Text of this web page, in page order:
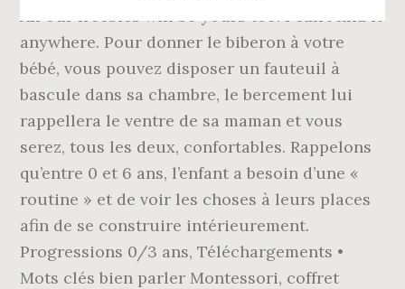
All our freebies will be yours too! I can’t find it
anywhere. Pour donner le biberon à votre
bébé, vous pouvez disposer un fauteuil à
bascule dans sa chambre, le bercement lui
rappellera le ventre de sa maman et vous
serez, tous les deux, confortables. Rappelons
qu’entre 0 et 6 ans, l’enfant a besoin d’une «
routine » et de voir les choses à leurs places
afin de se construire intérieurement.
Progressions 0/3 ans, Téléchargements •
Mots clés bien parler Montessori, coffret